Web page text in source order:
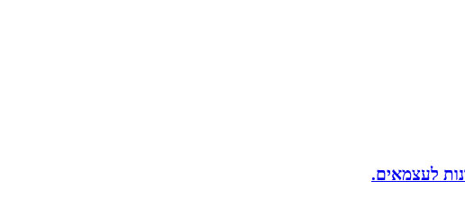
לעצמאים.